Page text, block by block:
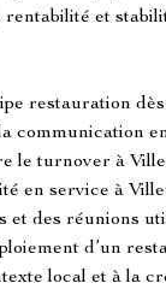
et
restauration
communication
le turnover à
en service à
et des réunions
d’un
local et à la